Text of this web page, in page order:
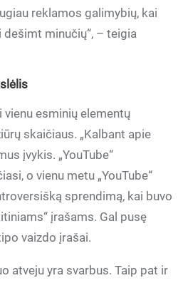
reklamos galimybių, kai
minučių“, – teigia
esminių elementų
skaičiaus. „Kalbant apie
įvykis. „YouTube“
o vienu metu „YouTube“
sprendimą, kai buvo
įrašams. Gal pusę
vaizdo įrašai.
atveju yra svarbus. Taip pat ir